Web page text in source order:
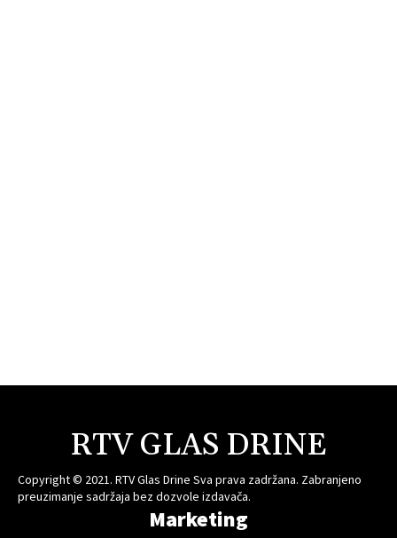
RTV GLAS DRINE
Copyright © 2021. RTV Glas Drine Sva prava zadržana. Zabranjeno
preuzimanje sadržaja bez dozvole izdavača.
Marketing